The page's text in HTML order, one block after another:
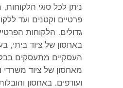
ניתן לכל סוגי הלקוחות,
פרטיים וקטנים ועד
גדולים. הלקוחות
באחסון של ציוד ביתי,
העסקיים מתעסקים
מאחסון של ציוד משרדי
ועודפים. באחסון